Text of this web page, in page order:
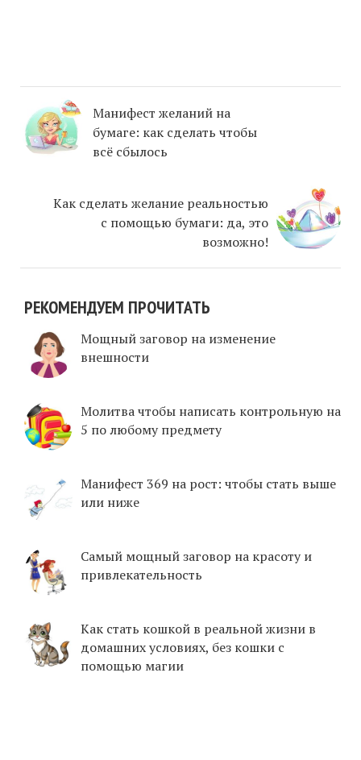
Манифест желаний на
бумаге: как сделать чтобы
всё сбылось
Как сделать желание реальностью
с помощью бумаги: да, это
возможно!
РЕКОМЕНДУЕМ ПРОЧИТАТЬ
Мощный заговор на изменение
внешности
Молитва чтобы написать контрольную на
5 по любому предмету
Манифест 369 на рост: чтобы стать выше
или ниже
Самый мощный заговор на красоту и
привлекательность
Как стать кошкой в реальной жизни в
домашних условиях, без кошки с
помощью магии